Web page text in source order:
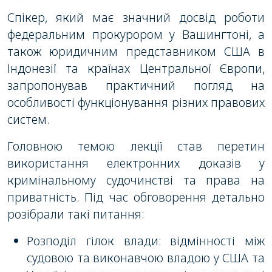
Спікер, який має значний досвід роботи
федеральним прокурором у Вашингтоні, а
також юридичним представником США в
Індонезії та країнах Центральної Європи,
запропонував практичний погляд на
особливості функціонування різних правових
систем.
Головною темою лекції став перетин
використання електронних доказів у
кримінальному судочинстві та права на
приватність. Під час обговорення детально
розібрали такі питання:
Розподіл гілок влади: відмінності між
судовою та виконавчою владою у США та